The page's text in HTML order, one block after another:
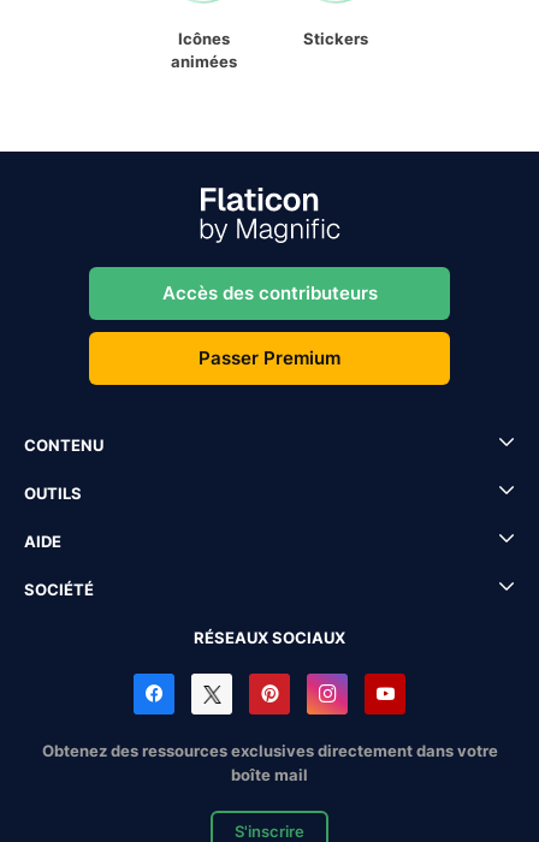
Icônes
animées
Stickers
Accès des contributeurs
Passer Premium
CONTENU
OUTILS
AIDE
SOCIÉTÉ
RÉSEAUX SOCIAUX
Obtenez des ressources exclusives directement dans votre
boîte mail
S'inscrire